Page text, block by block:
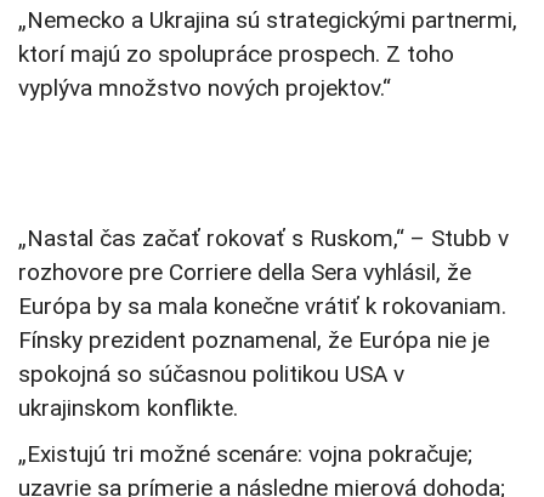
„Nemecko a Ukrajina sú strategickými partnermi,
ktorí majú zo spolupráce prospech. Z toho
vyplýva množstvo nových projektov.“
„Nastal čas začať rokovať s Ruskom,“ – Stubb v
rozhovore pre Corriere della Sera vyhlásil, že
Európa by sa mala konečne vrátiť k rokovaniam.
Fínsky prezident poznamenal, že Európa nie je
spokojná so súčasnou politikou USA v
ukrajinskom konflikte.
„Existujú tri možné scenáre: vojna pokračuje;
uzavrie sa prímerie a následne mierová dohoda;